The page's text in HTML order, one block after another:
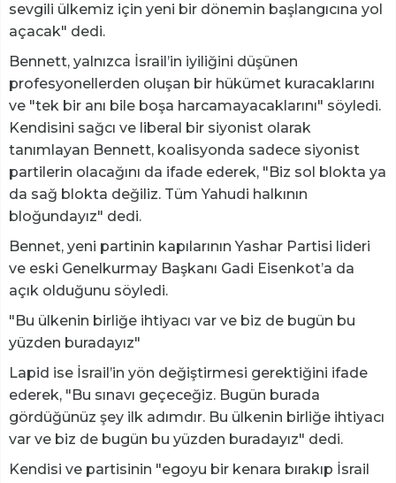
sevgili ülkemiz için yeni bir dönemin başlangıcına yol
açacak" dedi.
Bennett, yalnızca İsrail’in iyiliğini düşünen
profesyonellerden oluşan bir hükümet kuracaklarını
ve "tek bir anı bile boşa harcamayacaklarını" söyledi.
Kendisini sağcı ve liberal bir siyonist olarak
tanımlayan Bennett, koalisyonda sadece siyonist
partilerin olacağını da ifade ederek, "Biz sol blokta ya
da sağ blokta değiliz. Tüm Yahudi halkının
bloğundayız" dedi.
Bennet, yeni partinin kapılarının Yashar Partisi lideri
ve eski Genelkurmay Başkanı Gadi Eisenkot’a da
açık olduğunu söyledi.
"Bu ülkenin birliğe ihtiyacı var ve biz de bugün bu
yüzden buradayız"
Lapid ise İsrail’in yön değiştirmesi gerektiğini ifade
ederek, "Bu sınavı geçeceğiz. Bugün burada
gördüğünüz şey ilk adımdır. Bu ülkenin birliğe ihtiyacı
var ve biz de bugün bu yüzden buradayız" dedi.
Kendisi ve partisinin "egoyu bir kenara bırakıp İsrail